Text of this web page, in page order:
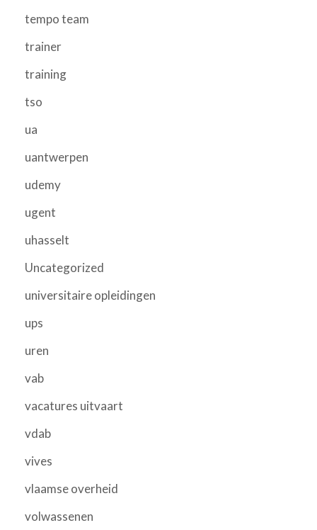
tempo team
trainer
training
tso
ua
uantwerpen
udemy
ugent
uhasselt
Uncategorized
universitaire opleidingen
ups
uren
vab
vacatures uitvaart
vdab
vives
vlaamse overheid
volwassenen